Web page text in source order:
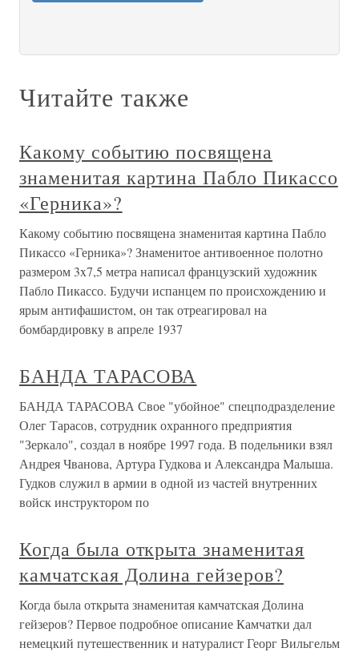
Читайте также
Какому событию посвящена
знаменитая картина Пабло Пикассо
«Герника»?
Какому событию посвящена знаменитая картина Пабло
Пикассо «Герника»? Знаменитое антивоенное полотно
размером 3x7,5 метра написал французский художник
Пабло Пикассо. Будучи испанцем по происхождению и
ярым антифашистом, он так отреагировал на
бомбардировку в апреле 1937
БАНДА ТАРАСОВА
БАНДА ТАРАСОВА Свое "убойное" спецподразделение
Олег Тарасов, сотрудник охранного предприятия
"Зеркало", создал в ноябре 1997 года. В подельники взял
Андрея Чванова, Артура Гудкова и Александра Малыша.
Гудков служил в армии в одной из частей внутренних
войск инструктором по
Когда была открыта знаменитая
камчатская Долина гейзеров?
Когда была открыта знаменитая камчатская Долина
гейзеров? Первое подробное описание Камчатки дал
немецкий путешественник и натуралист Георг Вильгельм